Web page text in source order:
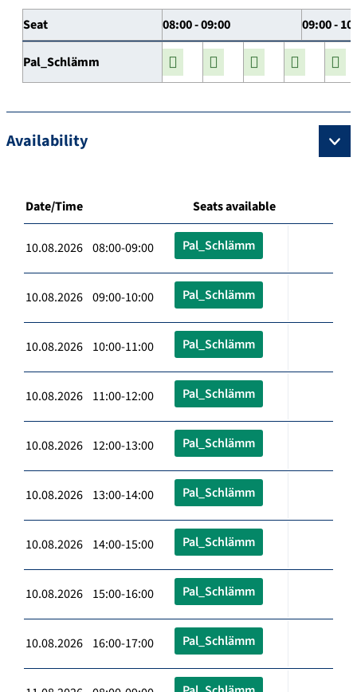
Seat 08:00 - 09:00 09:00 -
Pal_Schlämm
Availability
Date/Time Seats available
10.08.2026 08:00-09:00 Pal_Schlämm
10.08.2026 09:00-10:00 Pal_Schlämm
10.08.2026 10:00-11:00 Pal_Schlämm
10.08.2026 11:00-12:00 Pal_Schlämm
10.08.2026 12:00-13:00 Pal_Schlämm
10.08.2026 13:00-14:00 Pal_Schlämm
10.08.2026 14:00-15:00 Pal_Schlämm
10.08.2026 15:00-16:00 Pal_Schlämm
10.08.2026 16:00-17:00 Pal_Schlämm